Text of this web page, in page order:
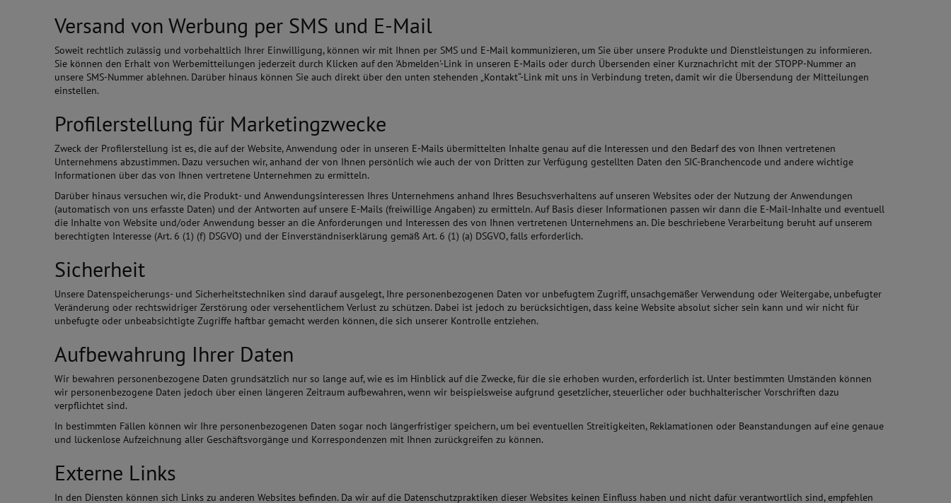
Versand von Werbung per SMS und E-Mail
Soweit rechtlich zulässig und vorbehaltlich Ihrer Einwilligung, können wir mit Ihnen per SMS und E-Mail kommunizieren, um Sie über unsere Produkte und Dienstleistungen zu informieren.
Sie können den Erhalt von Werbemitteilungen jederzeit durch Klicken auf den 'Abmelden'-Link in unseren E-Mails oder durch Übersenden einer Kurznachricht mit der STOPP-Nummer an
unsere SMS-Nummer ablehnen. Darüber hinaus können Sie auch direkt über den unten stehenden „Kontakt“-Link mit uns in Verbindung treten, damit wir die Übersendung der Mitteilungen
einstellen.
Profilerstellung für Marketingzwecke
Zweck der Profilerstellung ist es, die auf der Website, Anwendung oder in unseren E-Mails übermittelten Inhalte genau auf die Interessen und den Bedarf des von Ihnen vertretenen
Unternehmens abzustimmen. Dazu versuchen wir, anhand der von Ihnen persönlich wie auch der von Dritten zur Verfügung gestellten Daten den SIC-Branchencode und andere wichtige
Informationen über das von Ihnen vertretene Unternehmen zu ermitteln.
Darüber hinaus versuchen wir, die Produkt- und Anwendungsinteressen Ihres Unternehmens anhand Ihres Besuchsverhaltens auf unseren Websites oder der Nutzung der Anwendungen
(automatisch von uns erfasste Daten) und der Antworten auf unsere E-Mails (freiwillige Angaben) zu ermitteln. Auf Basis dieser Informationen passen wir dann die E-Mail-Inhalte und eventuell
die Inhalte von Website und/oder Anwendung besser an die Anforderungen und Interessen des von Ihnen vertretenen Unternehmens an. Die beschriebene Verarbeitung beruht auf unserem
berechtigten Interesse (Art. 6 (1) (f) DSGVO) und der Einverständniserklärung gemäß Art. 6 (1) (a) DSGVO, falls erforderlich.
Sicherheit
Unsere Datenspeicherungs- und Sicherheitstechniken sind darauf ausgelegt, Ihre personenbezogenen Daten vor unbefugtem Zugriff, unsachgemäßer Verwendung oder Weitergabe, unbefugter
Veränderung oder rechtswidriger Zerstörung oder versehentlichem Verlust zu schützen. Dabei ist jedoch zu berücksichtigen, dass keine Website absolut sicher sein kann und wir nicht für
unbefugte oder unbeabsichtigte Zugriffe haftbar gemacht werden können, die sich unserer Kontrolle entziehen.
Aufbewahrung Ihrer Daten
Wir bewahren personenbezogene Daten grundsätzlich nur so lange auf, wie es im Hinblick auf die Zwecke, für die sie erhoben wurden, erforderlich ist. Unter bestimmten Umständen können
wir personenbezogene Daten jedoch über einen längeren Zeitraum aufbewahren, wenn wir beispielsweise aufgrund gesetzlicher, steuerlicher oder buchhalterischer Vorschriften dazu
verpflichtet sind.
In bestimmten Fällen können wir Ihre personenbezogenen Daten sogar noch längerfristiger speichern, um bei eventuellen Streitigkeiten, Reklamationen oder Beanstandungen auf eine genaue
und lückenlose Aufzeichnung aller Geschäftsvorgänge und Korrespondenzen mit Ihnen zurückgreifen zu können.
Externe Links
In den Diensten können sich Links zu anderen Websites befinden. Da wir auf die Datenschutzpraktiken dieser Websites keinen Einfluss haben und nicht dafür verantwortlich sind, empfehlen